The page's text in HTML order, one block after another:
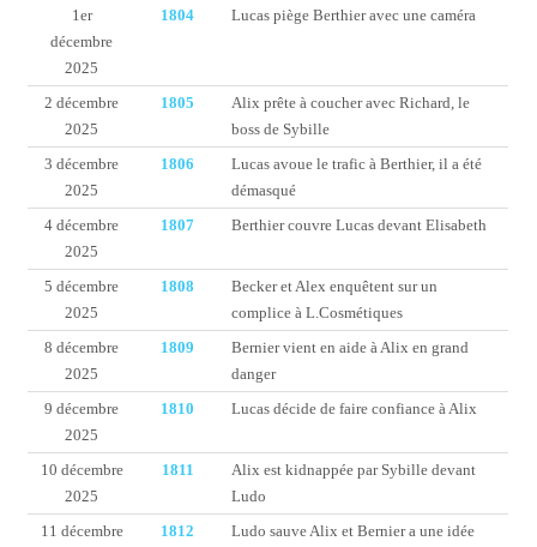
1er
décembre
2025
1804 Lucas piège Berthier avec une caméra
2 décembre
2025
1805
Alix prête à coucher avec Richard, le
boss de Sybille
3 décembre
2025
1806
Lucas avoue le trafic à Berthier, il a été
démasqué
4 décembre
2025
1807 Berthier couvre Lucas devant Elisabeth
5 décembre
2025
1808
Becker et Alex enquêtent sur un
complice à L.Cosmétiques
8 décembre
2025
1809
Bernier vient en aide à Alix en grand
danger
9 décembre
2025
1810 Lucas décide de faire confiance à Alix
10 décembre
2025
1811
Alix est kidnappée par Sybille devant
Ludo
11 décembre
1812
Ludo sauve Alix et Bernier a une idée